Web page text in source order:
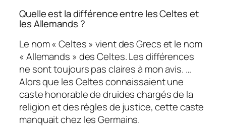
Quelle est la différence entre les Celtes et
les Allemands ?
Le nom « Celtes » vient des Grecs et le nom
« Allemands » des Celtes. Les différences
ne sont toujours pas claires à mon avis. …
Alors que les Celtes connaissaient une
caste honorable de druides chargés de la
religion et des règles de justice, cette caste
manquait chez les Germains.